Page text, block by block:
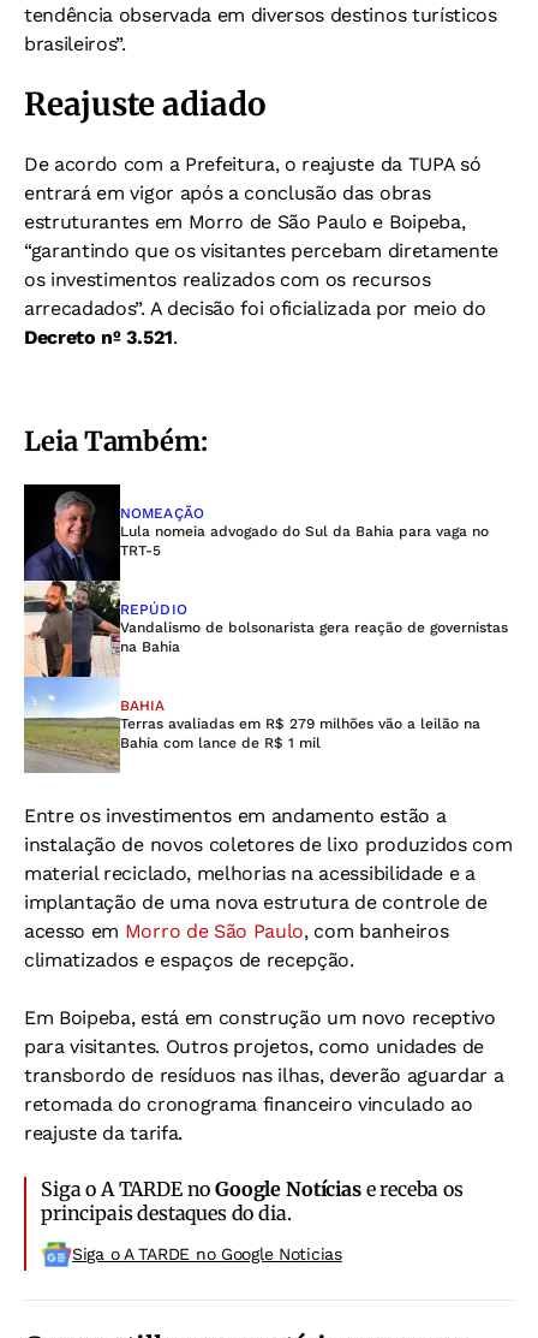
tendência observada em diversos destinos turísticos
brasileiros”.
Reajuste adiado
De acordo com a Prefeitura, o reajuste da TUPA só
entrará em vigor após a conclusão das obras
estruturantes em Morro de São Paulo e Boipeba,
“garantindo que os visitantes percebam diretamente
os investimentos realizados com os recursos
arrecadados”. A decisão foi oficializada por meio do
Decreto nº 3.521.
Leia Também:
NOMEAÇÃO
Lula nomeia advogado do Sul da Bahia para vaga no
TRT-5
REPÚDIO
Vandalismo de bolsonarista gera reação de governistas
na Bahia
BAHIA
Terras avaliadas em R$ 279 milhões vão a leilão na
Bahia com lance de R$ 1 mil
Entre os investimentos em andamento estão a
instalação de novos coletores de lixo produzidos com
material reciclado, melhorias na acessibilidade e a
implantação de uma nova estrutura de controle de
acesso em Morro de São Paulo, com banheiros
climatizados e espaços de recepção.
Em Boipeba, está em construção um novo receptivo
para visitantes. Outros projetos, como unidades de
transbordo de resíduos nas ilhas, deverão aguardar a
retomada do cronograma financeiro vinculado ao
reajuste da tarifa.
Siga o A TARDE noGoogle Notíciase receba os
principais destaques do dia.
Siga o A TARDE no Google Noticias